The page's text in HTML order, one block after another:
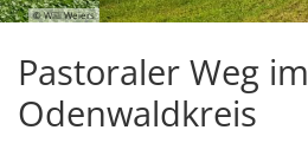
Pastoraler Weg im
Odenwaldkreis